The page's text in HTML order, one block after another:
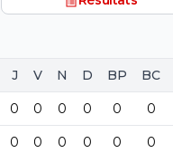
J V N D BP BC
0 0 0 0 0 0
0 0 0 0 0 0